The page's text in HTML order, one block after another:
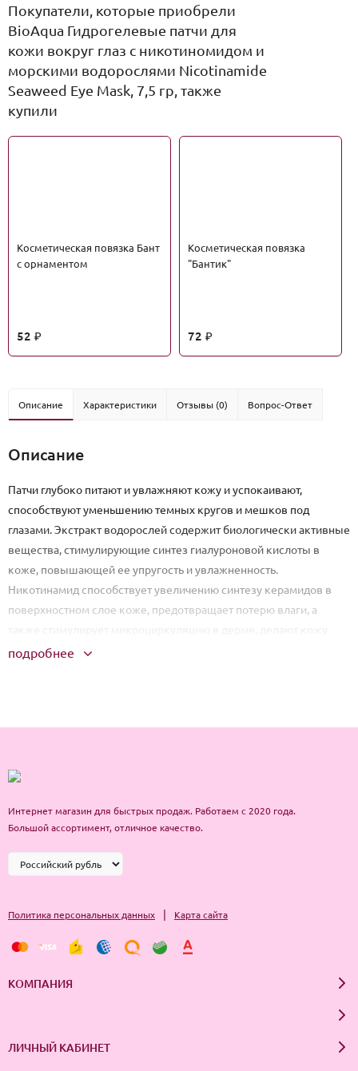
Покупатели, которые приобрели
BioAqua Гидрогелевые патчи для
кожи вокруг глаз с никотиномидом и
морскими водорослями Nicotinamide
Seaweed Eye Mask, 7,5 гр, также
купили
Косметическая повязка Бант
с орнаментом
52 ₽
Косметическая повязка
"Бантик"
72 ₽
Описание Характеристики Отзывы (0) Вопрос-Ответ
Описание
Патчи глубоко питают и увлажняют кожу и успокаивают,
способствуют уменьшению темных кругов и мешков под
глазами. Экстракт водорослей содержит биологически активные
вещества, стимулирующие синтез гиалуроновой кислоты в
коже, повышающей ее упругость и увлажненность.
Никотинамид способствует увеличению синтезу керамидов в
поверхностном слое коже, предотвращает потерю влаги, а
эластичной, увлажненной и сияющей.
вскройте упаковку чистыми руками, достаньте патчи и поместите
маску на 15-20 минут, удалите патчи, остатки вбить подушечками
пальцев, не смывать.
подробнее
Интернет магазин для быстрых продаж. Работаем с 2020 года.
Большой ассортимент, отличное качество.
Политика персональных данных | Карта сайта
КОМПАНИЯ
ЛИЧНЫЙ КАБИНЕТ